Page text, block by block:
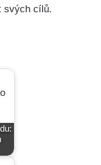
svých cílů.